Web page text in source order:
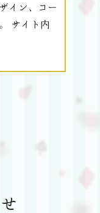
イン、コー
サイト内